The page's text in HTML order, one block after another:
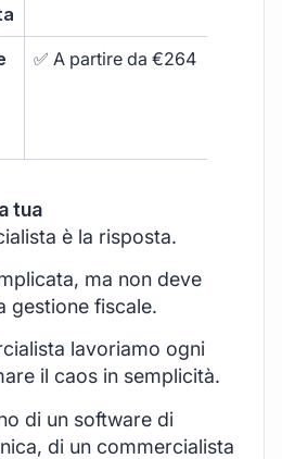
✅ A partire da €264
tua
è la risposta.
ma non deve
gestione fiscale.
lavoriamo ogni
il caos in semplicità.
di un software di
di un commercialista